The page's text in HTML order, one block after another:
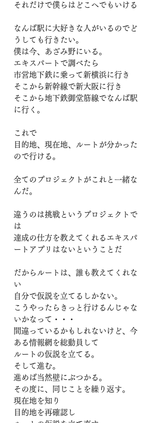
それだけで僕らはどこへでもいける
なんば駅に大好きな人がいるのでど
うしても行きたい。
僕は今、あざみ野にいる。
エキスパートで調べたら
市営地下鉄に乗って新横浜に行き
そこから新幹線で新大阪に行き
そこから地下鉄御堂筋線でなんば駅
に行く。
これで
目的地、現在地、ルートが分かった
ので行ける。
全てのプロジェクトがこれと一緒な
んだ。
違うのは挑戦というプロジェクトで
は
達成の仕方を教えてくれるエキスパ
ートアプリはないということだ
だからルートは、誰も教えてくれな
い
自分で仮説を立てるしかない。
こうやったらきっと行けるんじゃな
いかなって・・・
間違っているかもしれないけど、今
ある情報網を総動員して
ルートの仮説を立てる。
そして進む。
進めば当然壁にぶつかる。
その度に、同じことを繰り返す。
現在地を知り
目的地を再確認し